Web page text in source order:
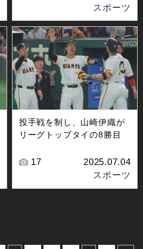
スポーツ
投手戦を制し、山崎伊織が
リーグトップタイの8勝目
17
2025.07.04
スポーツ